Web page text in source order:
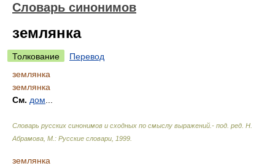
Словарь синонимов
землянка
Толкование
Перевод
землянка
землянка
См. дом
Словарь русских синонимов и сходных по смыслу выражений.- под. ред. Н.
Абрамова, М.: Русские словари 1999
землянка